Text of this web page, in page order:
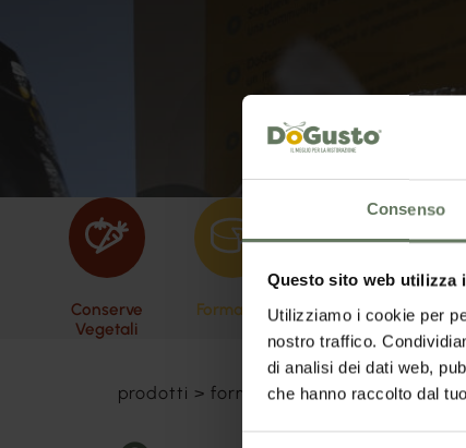
Consenso
Questo sito web utilizza
Utilizziamo i cookie per
nostro traffico.
di analisi dei dati web,
che hanno raccolto dal
Conserve
Vegetali
Formaggi Oli
prodotti > formaggi > gorgonzola dop